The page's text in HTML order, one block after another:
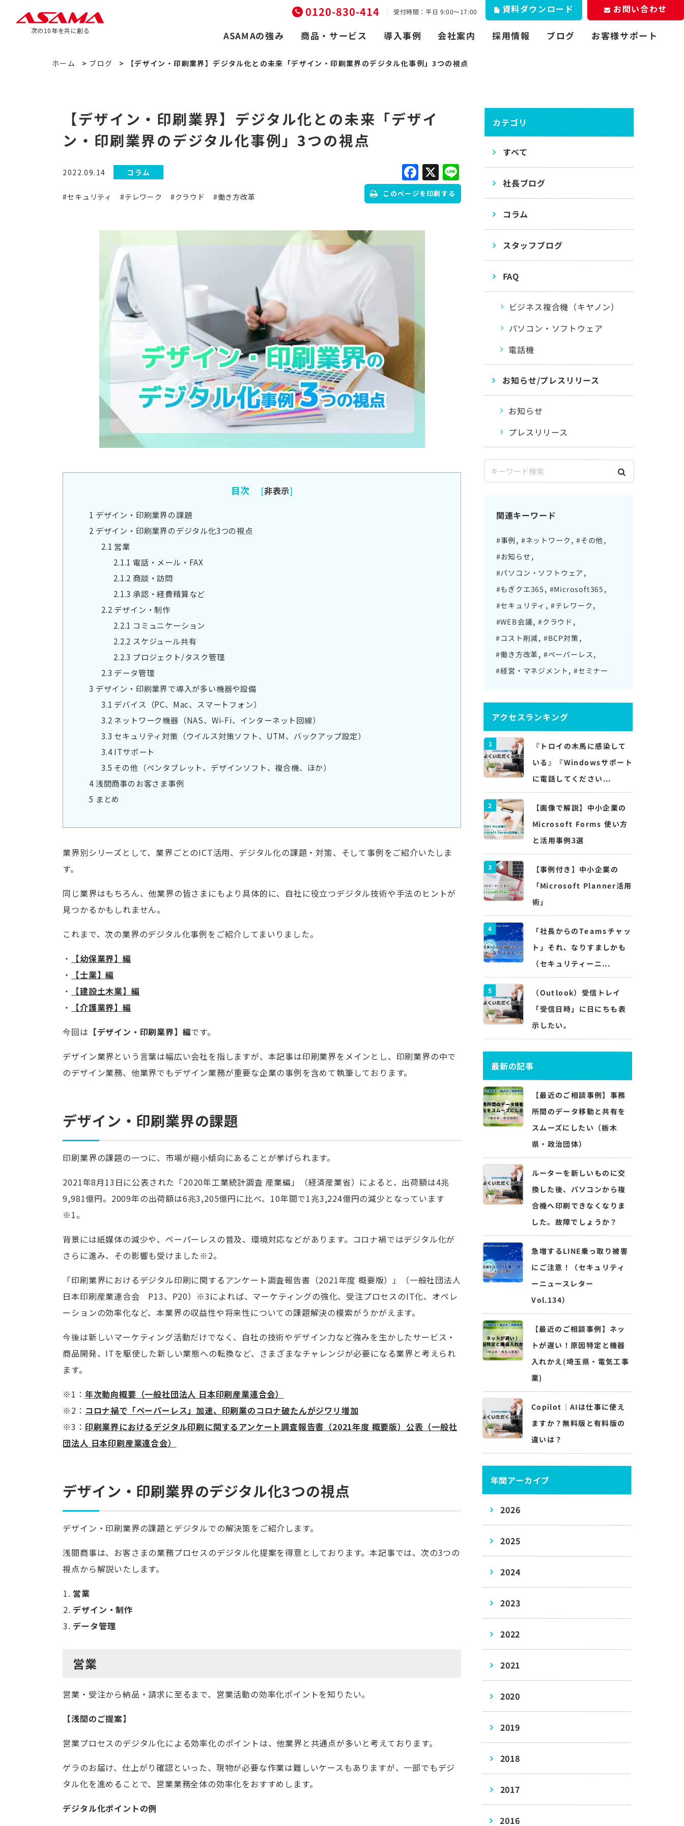
次の10年を共に創る
0120-830-414 受付時間：平日 9:00〜17:00 資料ダウンロード お問い合わせ
ASAMAの強み 商品・サービス 導入事例 会社案内 採用情報 ブログ お客様サポート
ホーム > ブログ > 【デザイン・印刷業界】デジタル化との未来「デザイン・印刷業界のデジタル化事例」3つの視点
【デザイン・印刷業界】デジタル化との未来「デザイ
ン・印刷業界のデジタル化事例」3つの視点
2022.09.14 コラム Facebook
X Line
#セキュリティ #テレワーク #クラウド #働き方改革 このページを印刷する
目次 [非表示]
1 デザイン・印刷業界の課題
2 デザイン・印刷業界のデジタル化3つの視点
2.1 営業
2.1.1 電話・メール・FAX
2.1.2 商談・訪問
2.1.3 承認・経費精算など
2.2 デザイン・制作
2.2.1 コミュニケーション
2.2.2 スケジュール共有
2.2.3 プロジェクト/タスク管理
2.3 データ管理
3 デザイン・印刷業界で導入が多い機器や設備
3.1 デバイス（PC、Mac、スマートフォン）
3.2 ネットワーク機器（NAS、Wi-Fi、インターネット回線）
3.3 セキュリティ対策（ウイルス対策ソフト、UTM、バックアップ設定）
3.4ITサポート
3.5 その他（ペンタブレット、デザインソフト、複合機、ほか）
4浅間商事のお客さま事例
5 まとめ
業界別シリーズとして、業界ごとのICT活用、デジタル化の課題・対策、そして事例をご紹介いたしま
す。
同じ業界はもちろん、他業界の皆さまにもより具体的に、自社に役立つデジタル技術や手法のヒントが
見つかるかもしれません。
これまで、次の業界のデジタル化事例をご紹介してまいりました。
【幼保業界】編
【士業】編
【建設土木業】編
【介護業界】編
今回は 【デザイン・印刷業界】編です。
デザイン業界という言葉は幅広い会社を指しますが、本記事は印刷業界をメインとし、印刷業界の中で
のデザイン業務、他業界でもデザイン業務が重要な企業の事例を含めて執筆しております。
デザイン・印刷業界の課題
印刷業界の課題の一つに、市場が縮小傾向にあることが挙げられます。
2021年8月13日に公表された「2020年工業統計調査 産業編」（経済産業省）によると、出荷額は4兆
9,981億円。2009年の出荷額は6兆3,205億円に比べ、10年間で1兆3,224億円の減少となっています
※1。
背景には紙媒体の減少や、ペーパーレスの普及、環境対応などがあります。コロナ禍ではデジタル化が
さらに進み、その影響も受けました※2。
「印刷業界におけるデジタル印刷に関するアンケート調査報告書（2021年度 概要版）」（一般社団法人
日本印刷産業連合会 P13、P20）※3によれば、マーケティングの強化、受注プロセスのIT化、オペレ
ーションの効率化など、本業界の収益性や将来性についての課題解決の模索がうかがえます。
今後は新しいマーケティング活動だけでなく、自社の技術やデザイン力など強みを生かしたサービス・
商品開発、ITを駆使した新しい業態への転換など、さまざまなチャレンジが必要になる業界と考えられ
ます。
※1： 年次動向概要（一般社団法人 日本印刷産業連合会）
※2： コロナ禍で「ペーパーレス」加速、印刷業のコロナ破たんがジワリ増加
※3： 印刷業界におけるデジタル印刷に関するアンケート調査報告書（2021年度 概要版）公表（一般社
団法人 日本印刷産業連合会）
デザイン・印刷業界のデジタル化3つの視点
デザイン・印刷業界の課題とデジタルでの解決策をご紹介します。
浅間商事は、お客さまの業務プロセスのデジタル化提案を得意としております。本記事では、次の3つの
視点から解説いたします。
営業
デザイン・制作
データ管理
営業
営業・受注から納品・請求に至るまで、営業活動の効率化ポイントを知りたい。
【浅間のご提案】
営業プロセスのデジタル化による効率化のポイントは、他業界と共通点が多いと考えております。
ゲラのお届け、仕上がり確認といった、現物が必要な作業は難しいケースもありますが、一部でもデジ
タル化を進めることで、営業業務全体の効率化をおすすめします。
デジタル化ポイントの例
カテゴリ
すべて
社長ブログ
コラム
スタッフブログ
FAQ
ビジネス複合機（キヤノン）
パソコン・ソフトウェア
電話機
お知らせ/プレスリリース
お知らせ
プレスリリース
関連キーワード
#事例 #ネットワーク #その他
#お知らせ
#パソコン・ソフトウェア
#もぎクエ365 #Microsoft365
#セキュリティ #テレワーク
#WEB会議 #クラウド
#コスト削減 #BCP対策
#働き方改革 #ペーパーレス
#経営・マネジメント #セミナー
アクセスランキング
1 『トロイの木馬に感染して
いる』『Windowsサポート
に電話してください...
2 【画像で解説】中小企業の
Microsoft Forms 使い方
と活用事例3選
3 【事例付き】中小企業の
「Microsoft Planner活用
術」
4 「社長からのTeamsチャッ
ト」それ、なりすましかも
（セキュリティーニ...
5 （Outlook）受信トレイ
「受信日時」に日にちも表
示したい。
最新の記事
【最近のご相談事例】事務
所間のデータ移動と共有を
スムーズにしたい（栃木
県・政治団体）
ルーターを新しいものに交
換した後、パソコンから複
合機へ印刷できなくなりま
した。故障でしょうか？
急増するLINE乗っ取り被害
にご注意！（セキュリティ
ーニュースレター
Vol.134）
【最近のご相談事例】ネッ
トが遅い！原因特定と機器
入れかえ(埼玉県・電気工事
業)
Copilot｜AIは仕事に使え
ますか？無料版と有料版の
違いは？
年間アーカイブ
2026
2025
2024
2023
2022
2021
2020
2019
2018
2017
2016